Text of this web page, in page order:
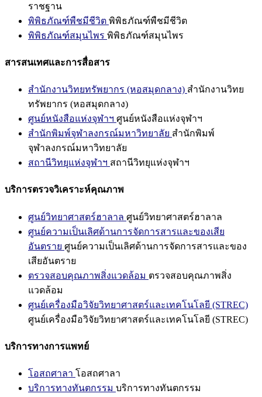
ราชฐาน
พิพิธภัณฑ์พืชมีชีวิต พิพิธภัณฑ์พืชมีชีวิต
พิพิธภัณฑ์สมุนไพร พิพิธภัณฑ์สมุนไพร
สารสนเทศและการสื่อสาร
สำนักงานวิทยทรัพยากร (หอสมุดกลาง) สำนักงานวิทย
ทรัพยากร (หอสมุดกลาง)
ศูนย์หนังสือแห่งจุฬาฯ ศูนย์หนังสือแห่งจุฬาฯ
สำนักพิมพ์จุฬาลงกรณ์มหาวิทยาลัย สำนักพิมพ์
จุฬาลงกรณ์มหาวิทยาลัย
สถานีวิทยุแห่งจุฬาฯ สถานีวิทยุแห่งจุฬาฯ
บริการตรวจวิเคราะห์คุณภาพ
ศูนย์วิทยาศาสตร์ฮาลาล ศูนย์วิทยาศาสตร์ฮาลาล
ศูนย์ความเป็นเลิศด้านการจัดการสารและของเสีย
อันตราย ศูนย์ความเป็นเลิศด้านการจัดการสารและของ
เสียอันตราย
ตรวจสอบคุณภาพสิ่งแวดล้อม ตรวจสอบคุณภาพสิ่ง
แวดล้อม
ศูนย์เครื่องมือวิจัยวิทยาศาสตร์และเทคโนโลยี (STREC)
ศูนย์เครื่องมือวิจัยวิทยาศาสตร์และเทคโนโลยี (STREC)
บริการทางการแพทย์
โอสถศาลา โอสถศาลา
บริการทางทันตกรรม บริการทางทันตกรรม